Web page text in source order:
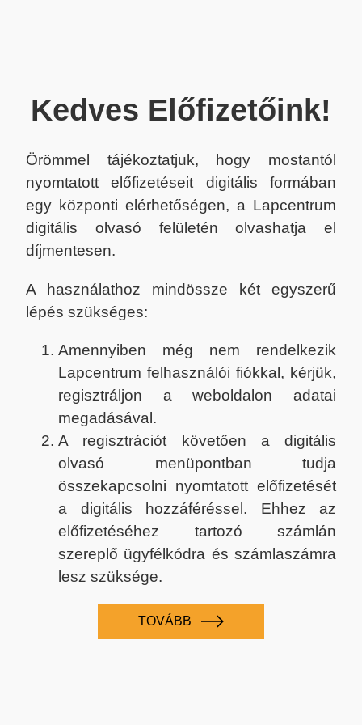
Kedves Előfizetőink!
Örömmel tájékoztatjuk, hogy mostantól
nyomtatott előfizetéseit digitális formában
egy központi elérhetőségen, a Lapcentrum
digitális olvasó felületén olvashatja el
díjmentesen.
A használathoz mindössze két egyszerű
lépés szükséges:
Amennyiben még nem rendelkezik
Lapcentrum felhasználói fiókkal, kérjük,
regisztráljon a weboldalon adatai
megadásával.
A regisztrációt követően a digitális
olvasó menüpontban tudja
összekapcsolni nyomtatott előfizetését
a digitális hozzáféréssel. Ehhez az
előfizetéséhez tartozó számlán
szereplő ügyfélkódra és számlaszámra
lesz szüksége.
TOVÁBB